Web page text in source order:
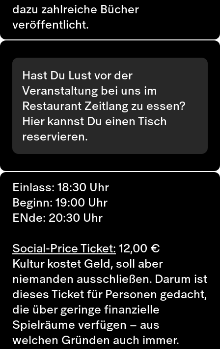
dazu zahlreiche Bücher
veröffentlicht.
Hast Du Lust vor der
Veranstaltung bei uns im
Restaurant Zeitlang zu essen?
Hier kannst Du einen Tisch
reservieren.
Einlass: 18:30 Uhr
Beginn: 19:00 Uhr
ENde: 20:30 Uhr
Social-Price Ticket:12,00 €
Kultur kostet Geld, soll aber
niemanden ausschließen. Darum ist
dieses Ticket für Personen gedacht,
die über geringe finanzielle
Spielräume verfügen – aus
welchen Gründen auch immer.